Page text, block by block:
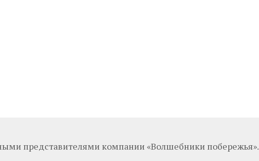
представителями компании «Волшебники побережья».